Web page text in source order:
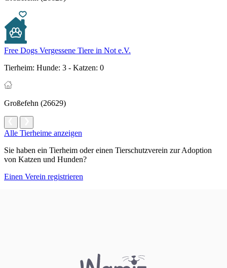
Free Dogs Vergessene Tiere in Not e.V.
Tierheim: Hunde: 3 - Katzen: 0
Großefehn (26629)
Alle Tierheime anzeigen
Sie haben ein Tierheim oder einen Tierschutzverein zur Adoption
von Katzen und Hunden?
Einen Verein registrieren